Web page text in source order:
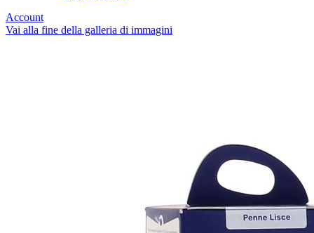
Account
Vai alla fine della galleria di immagini